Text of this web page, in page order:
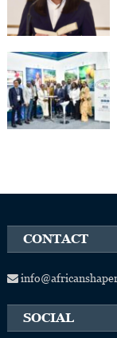
CONTACT
SOCIAL